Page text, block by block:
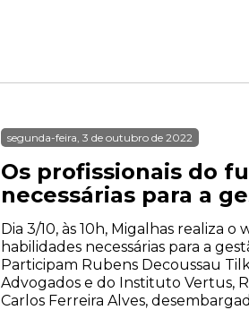
segunda-feira, 3 de outubro de 2022
Os profissionais do
necessárias para a
Dia 3/10, às 10h, Migalhas realiza
habilidades necessárias para a
Participam Rubens Decoussau
Advogados e do Instituto Vertus,
Carlos Ferreira Alves,